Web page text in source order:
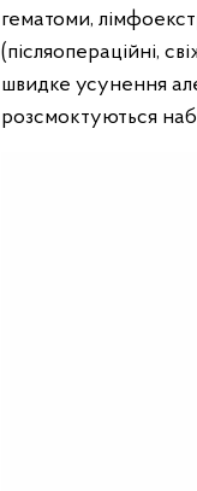
гематоми,
(післяопераційні,
швидке усунення
розсмоктуються